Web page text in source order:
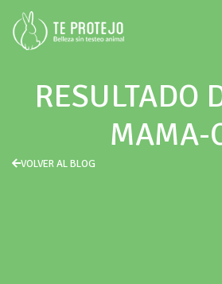
RESULTADO
MAMA-
VOLVER AL BLOG